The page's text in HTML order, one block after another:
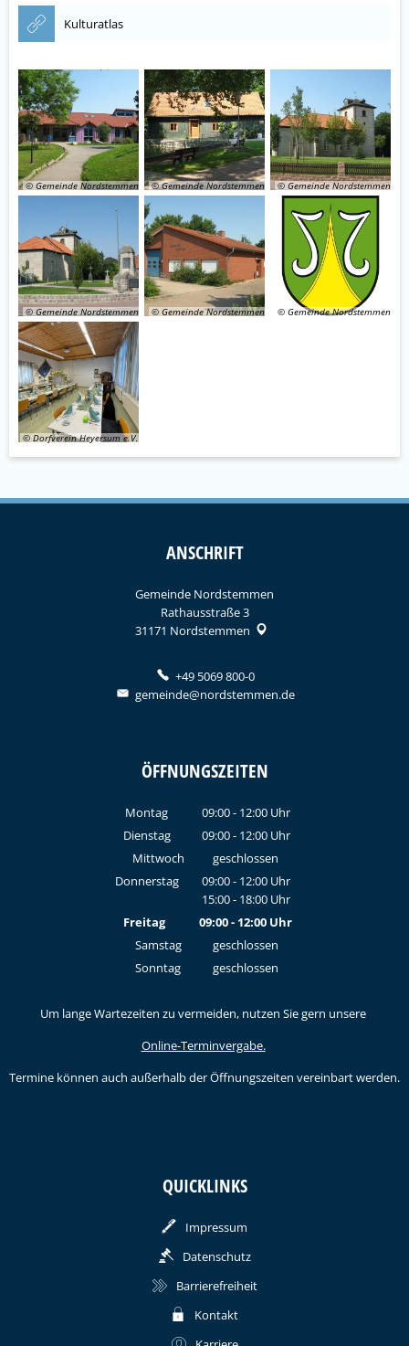
Kulturatlas
© Gemeinde Nordstemmen © Gemeinde Nordstemmen © Gemeinde Nordstemmen
© Gemeinde Nordstemmen © Gemeinde Nordstemmen © Gemeinde Nordstemmen
© Dorfverein Heyersum e.V.
ANSCHRIFT
Gemeinde Nordstemmen
Rathausstraße 3
31171 Nordstemmen
+49 5069 800-0
gemeinde@nordstemmen.de
ÖFFNUNGSZEITEN
Montag 09:00- 12:00Uhr
Von 09:00 bis 12:00 Uhr
Dienstag 09:00- 12:00Uhr
Von 09:00 bis 12:00 Uhr
Mittwoch
geschlossen
Donnerstag
09:00- 12:00Uhr
Von 09:00 bis 12:00 Uhr
15:00- 18:00Uhr
Von 15:00 bis 18:00 Uhr
Freitag 09:00- 12:00 Uhr
Von 09:00 bis 12:00 Uhr
Samstag
geschlossen
Sonntag
geschlossen
Um lange Wartezeiten zu vermeiden, nutzen Sie gern unsere
Online-Terminvergabe.
Termine können auch außerhalb der Öffnungszeiten vereinbart werden.
QUICKLINKS
Impressum
Datenschutz
Barrierefreiheit
Kontakt